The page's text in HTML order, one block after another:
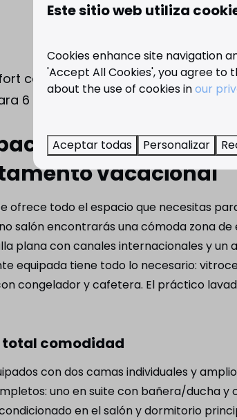
(2
Cocina
Paños de cocina (previo pago)
Cocina de esquina
Tostadora
Rejilla de drenaje
Placa vitrocerámica de 4
Cacerolas
Silla alta (de pago)
Horno
Microonda
con piscina cubierta climatizada,
6 huéspedes.
y la comodidad
vacacional
ofrece todo el espacio que necesitas
salón encontrarás una cómoda zona
plana con canales internacionales y un
equipada tiene todo lo necesario:
congelador y cafetera. El práctico
total comodidad
con dos camas individuales y
uno en suite con bañera/ducha y
en el salón y dormitorio
Este sitio web utiliza
Cookies enhance site navigation
'Accept All Cookies', you agree to
about the use of cookies inour
Aceptar todas Personalizar